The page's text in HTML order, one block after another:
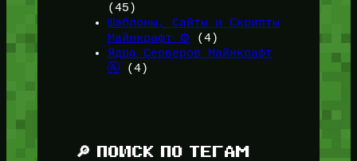
(45)
Шаблоны, Сайты и Скрипты
Майнкрафт ⚙️ (4)
Ядра Серверов Майнкрафт
🚰(4)
🔎 ПОИСК ПО ТЕГАМ